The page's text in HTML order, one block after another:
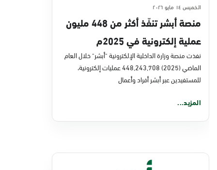
الخميس ١٤ مايو ٢٠٢٦
منصة أبشر تنفّذ أكثر من 448 مليون
عملية إلكترونية في 2025م
نفذت منصة وزارة الداخلية الإلكترونية "أبشر" خلال العام
الماضي (2025) 448,243,708 عمليات إلكترونية،
للمستفيدين عبر أبشر أفراد وأعمال
المزيد...